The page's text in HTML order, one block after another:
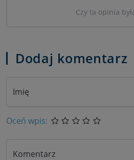
Czy ta opinia
Dodaj komentarz
Imię
Oceń wpis:
Komentarz